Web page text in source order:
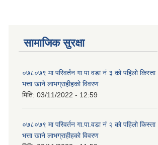
सामाजिक सुरक्षा
०७८०७९ मा परिवर्तन गा.पा.वडा नं ३ को पहिलो किस्ता
भत्ता खाने लाभग्राहीहको विवरण
मिति: 03/11/2022 - 12:59
०७८०७९ मा परिवर्तन गा.पा.वडा नं २ को पहिलो किस्ता
भत्ता खाने लाभग्राहीहको विवरण